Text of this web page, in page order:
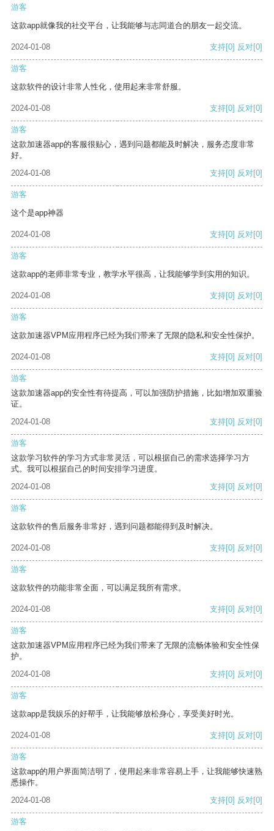
游客
这款app就像我的社交平台，让我能够与志同道合的朋友一起交流。
2024-01-08 支持[0] 反对[0]
游客
这款软件的设计非常人性化，使用起来非常舒服。
2024-01-08 支持[0] 反对[0]
游客
这款加速器app的客服很贴心，遇到问题都能及时解决，服务态度非常
好。
2024-01-08
支持[0] 反对[0]
游客
这个是app神器
2024-01-08 支持[0] 反对[0]
游客
这款app的老师非常专业，教学水平很高，让我能够学到实用的知识。
2024-01-08 支持[0] 反对[0]
游客
这款加速器VPM应用程序已经为我们带来了无限的隐私和安全性保护。
2024-01-08 支持[0] 反对[0]
游客
这款加速器app的安全性有待提高，可以加强防护措施，比如增加双重验
证。
2024-01-08
支持[0] 反对[0]
游客
这款学习软件的学习方式非常灵活，可以根据自己的需求选择学习方
式。我可以根据自己的时间安排学习进度。
2024-01-08
支持[0] 反对[0]
游客
这款软件的售后服务非常好，遇到问题都能得到及时解决。
2024-01-08 支持[0] 反对[0]
游客
这款软件的功能非常全面，可以满足我所有需求。
2024-01-08 支持[0] 反对[0]
游客
这款加速器VPM应用程序已经为我们带来了无限的流畅体验和安全性保
护。
2024-01-08
支持[0] 反对[0]
游客
这款app是我娱乐的好帮手，让我能够放松身心，享受美好时光。
2024-01-08 支持[0] 反对[0]
游客
这款app的用户界面简洁明了，使用起来非常容易上手，让我能够快速熟
悉操作。
2024-01-08
支持[0] 反对[0]
游客